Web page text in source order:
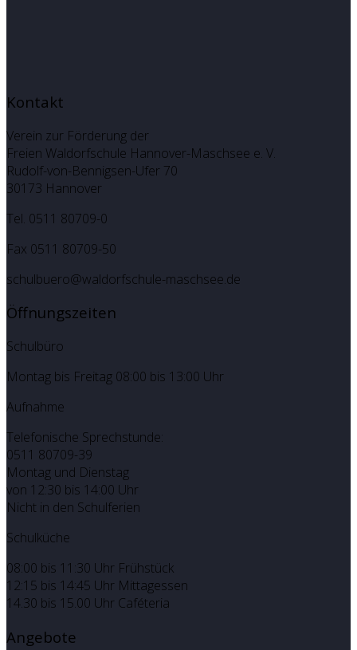
Kontakt
Verein zur Förderung der
Freien Waldorfschule Hannover-Maschsee e. V.
Rudolf-von-Bennigsen-Ufer 70
30173 Hannover
Tel. 0511 80709-0
Fax 0511 80709-50
schulbuero@waldorfschule-maschsee.de
Öffnungszeiten
Schulbüro
Montag bis Freitag 08:00 bis 13:00 Uhr
Aufnahme
Telefonische Sprechstunde:
0511 80709-39
Montag und Dienstag
von 12:30 bis 14:00 Uhr
Nicht in den Schulferien
Schulküche
08:00 bis 11:30 Uhr Frühstück
12:15 bis 14:45 Uhr Mittagessen
14.30 bis 15.00 Uhr Caféteria
Angebote